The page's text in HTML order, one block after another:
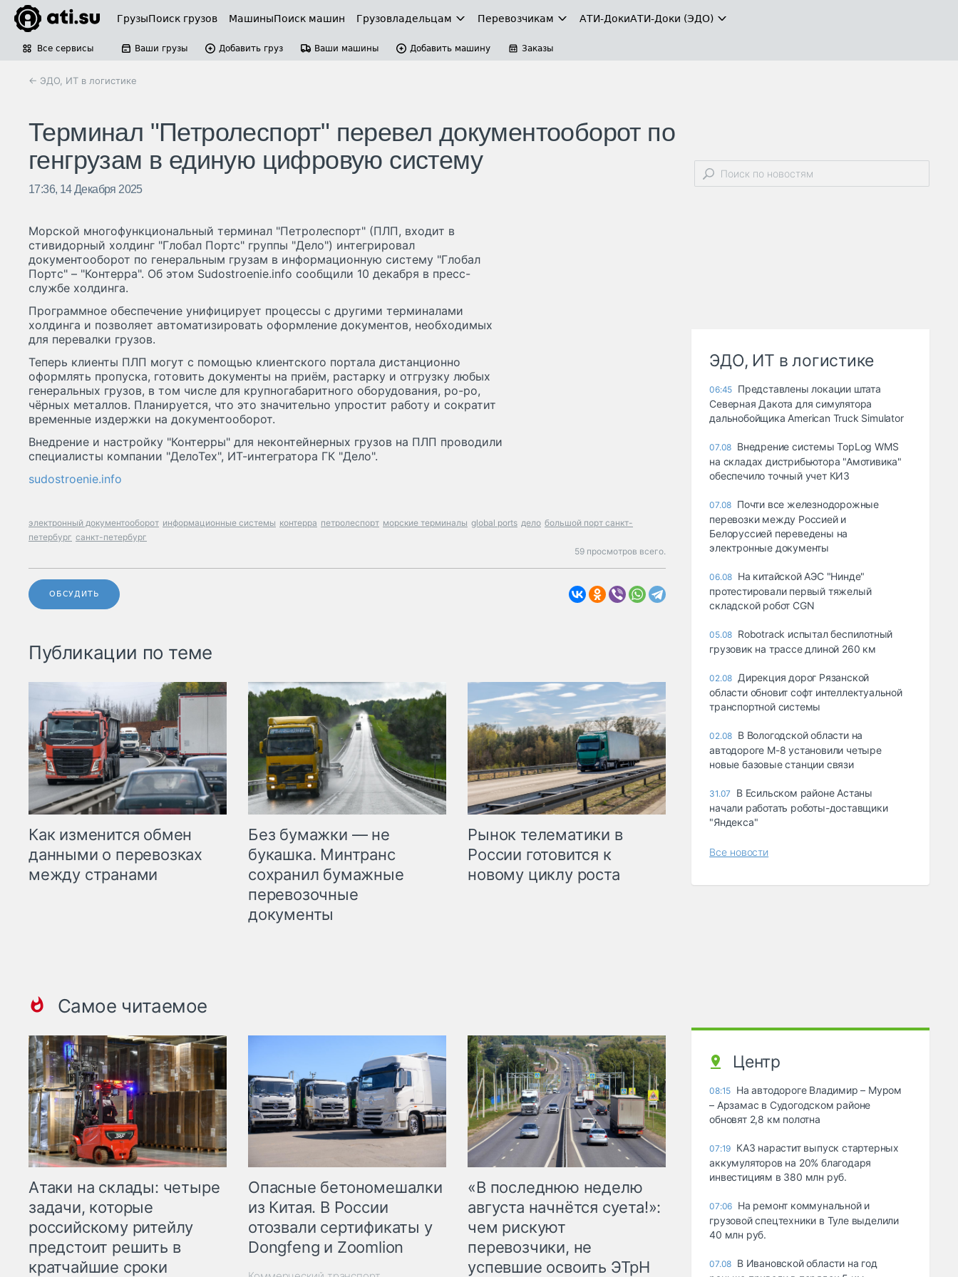
ГрузыПоиск грузов МашиныПоиск машин Грузовладельцам Перевозчикам АТИ-ДокиАТИ-Доки (ЭДО)
Все сервисы Ваши грузы Добавить груз Ваши машины Добавить машину Заказы
← ЭДО, ИТ в логистике
Терминал "Петролеспорт" перевел документооборот по
генгрузам в единую цифровую систему
17:36, 14 Декабря 2025
Морской многофункциональный терминал "Петролеспорт" (ПЛП, входит в
стивидорный холдинг "Глобал Портс" группы "Дело") интегрировал
документооборот по генеральным грузам в информационную систему "Глобал
Портс" – "Контерра". Об этом Sudostroenie.info сообщили 10 декабря в пресс-
службе холдинга.
Программное обеспечение унифицирует процессы с другими терминалами
холдинга и позволяет автоматизировать оформление документов, необходимых
для перевалки грузов.
Теперь клиенты ПЛП могут с помощью клиентского портала дистанционно
оформлять пропуска, готовить документы на приём, растарку и отгрузку любых
генеральных грузов, в том числе для крупногабаритного оборудования, ро-ро,
чёрных металлов. Планируется, что это значительно упростит работу и сократит
временные издержки на документооборот.
Внедрение и настройку "Контерры" для неконтейнерных грузов на ПЛП проводили
специалисты компании "ДелоТех", ИТ-интегратора ГК "Дело".
sudostroenie.info
электронный документооборот информационные системы контерра петролеспорт морские терминалы global ports дело большой порт санкт-
петербург санкт-петербург
59 просмотров всего.
ОБСУДИТЬ
Публикации по теме
Как изменится обмен
данными о перевозках
между странами
Без бумажки — не
букашка. Минтранс
сохранил бумажные
перевозочные
документы
Рынок телематики в
России готовится к
новому циклу роста
Самое читаемое
Атаки на склады: четыре
задачи, которые
российскому ритейлу
предстоит решить в
кратчайшие сроки
Опасные бетономешалки
из Китая. В России
отозвали сертификаты у
Dongfeng и Zoomlion
«В последнюю неделю
августа начнётся суета!»:
чем рискуют
перевозчики, не
успевшие освоить ЭТрН
ЭДО, ИТ в логистике
06:45 Представлены локации штата
Северная Дакота для симулятора
дальнобойщика American Truck Simulator
07.08 Внедрение системы TopLog WMS
на складах дистрибьютора "Амотивика"
обеспечило точный учет КИЗ
07.08 Почти все железнодорожные
перевозки между Россией и
Белоруссией переведены на
электронные документы
06.08 На китайской АЭС "Нинде"
протестировали первый тяжелый
складской робот CGN
05.08 Robotrack испытал беспилотный
грузовик на трассе длиной 260 км
02.08 Дирекция дорог Рязанской
области обновит софт интеллектуальной
транспортной системы
02.08 В Вологодской области на
автодороге М-8 установили четыре
новые базовые станции связи
31.07
В Есильском районе Астаны
начали работать роботы-доставщики
"Яндекса"
Все новости
Центр
08:15 На автодороге Владимир – Муром
– Арзамас в Судогодском районе
обновят 2,8 км полотна
07:19 КАЗ нарастит выпуск стартерных
аккумуляторов на 20% благодаря
инвестициям в 380 млн руб.
07:06 На ремонт коммунальной и
грузовой спецтехники в Туле выделили
40 млн руб.
07.08 В Ивановской области на год